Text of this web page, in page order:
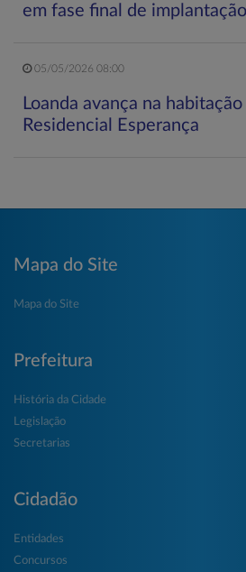
em fase final de implantação
05/05/2026 08:00
Loanda avança na
Residencial Esperança
Mapa do Site
Mapa do Site
Prefeitura
História da Cidade
Legislação
Secretarias
Cidadão
Entidades
Concursos